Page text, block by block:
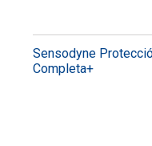
Sensodyne
Completa+